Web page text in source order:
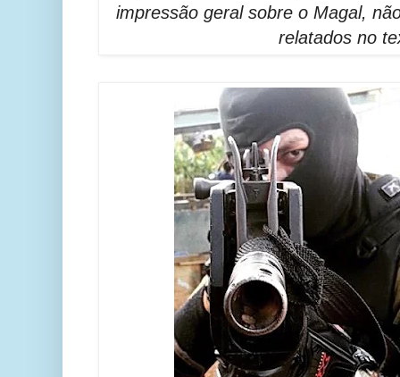
impressão geral sobre o Magal,
relatados no